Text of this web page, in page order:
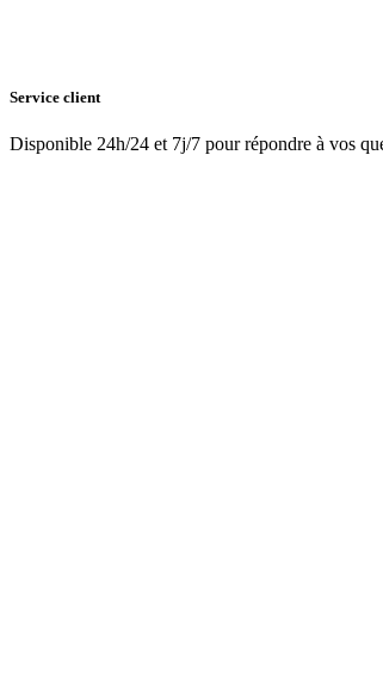
Service client
Disponible 24h/24 et 7j/7 pour répondre à vos